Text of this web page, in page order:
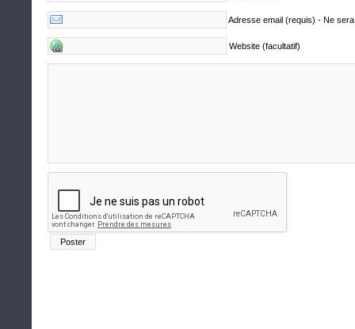
Adresse email (requis) - Ne
Website (facultatif)